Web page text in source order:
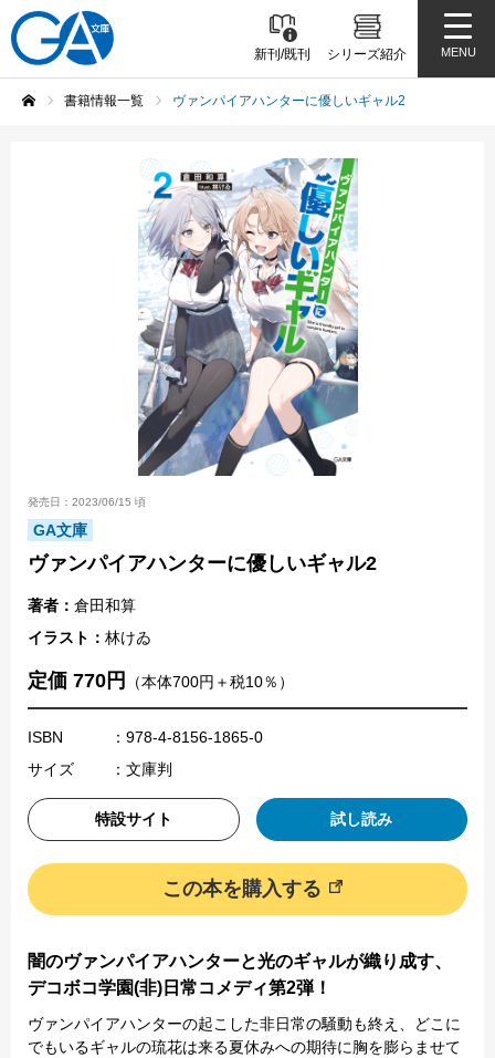
新刊/既刊 シリーズ紹介 MENU
書籍情報一覧 ヴァンパイアハンターに優しいギャル2
発売日：2023/06/15 頃
GA文庫
ヴァンパイアハンターに優しいギャル2
著者： 倉田和算
イラスト： 林けゐ
定価 770円 （本体700円＋税10％）
ISBN
：978-4-8156-1865-0
サイズ
：文庫判
特設サイト 試し読み
この本を購入する
闇のヴァンパイアハンターと光のギャルが織り成す、
デコボコ学園(非)日常コメディ第2弾！
ヴァンパイアハンターの起こした非日常の騒動も終え、どこに
でもいるギャルの琉花は来る夏休みへの期待に胸を膨らませて